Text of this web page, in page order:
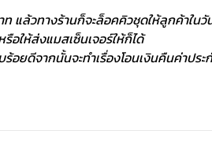
ท แล้วทางร้านก็จะล็อคคิวชุดให้ลูกค้าใน
อให้ส่งแมสเซ็นเจอร์ให้ก็ได้
ยดีจากนั้นจะทำเรื่องโอนเงินคืนค่าปร